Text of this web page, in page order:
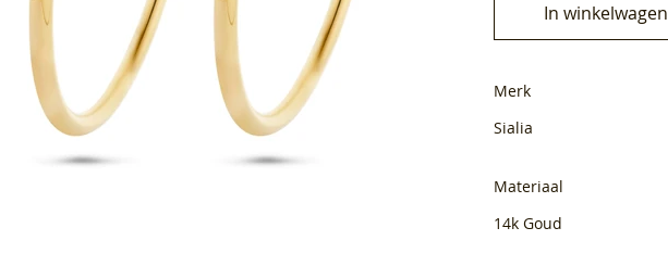
In winkelwagen
Merk
Sialia
Materiaal
14k Goud